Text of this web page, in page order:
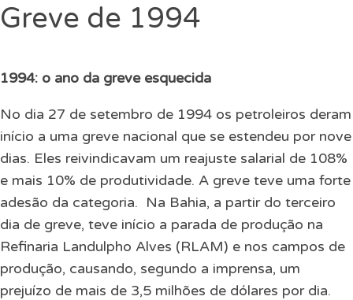
Greve de 1994
1994: o ano da greve esquecida
No dia 27 de setembro de 1994 os petroleiros deram
início a uma greve nacional que se estendeu por nove
dias. Eles reivindicavam um reajuste salarial de 108%
e mais 10% de produtividade. A greve teve uma forte
adesão da categoria. Na Bahia, a partir do terceiro
dia de greve, teve início a parada de produção na
Refinaria Landulpho Alves (RLAM) e nos campos de
produção, causando, segundo a imprensa, um
prejuízo de mais de 3,5 milhões de dólares por dia.